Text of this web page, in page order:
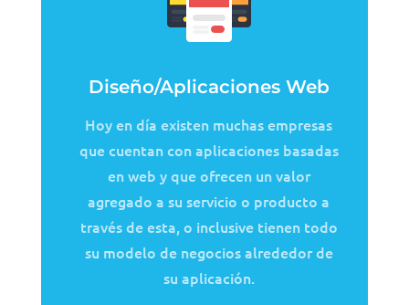
Diseño/Aplicaciones Web
Hoy en día existen muchas empresas
que cuentan con aplicaciones basadas
en web y que ofrecen un valor
agregado a su servicio o producto a
través de esta, o inclusive tienen todo
su modelo de negocios alrededor de
su aplicación.